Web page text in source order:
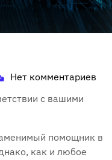
Нет комментариев
с вашими
помощник в
как и любое